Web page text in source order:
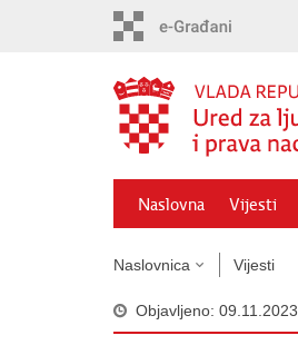
Naslovna Vijesti
Naslovnica Vijesti
Objavljeno: 09.11.2023.